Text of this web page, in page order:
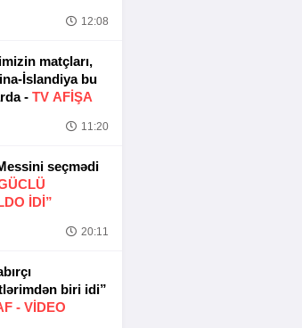
12:08
matçları,
İslandiya bu
- TV AFİŞA
11:20
seçmədi
IDI”
20:11
biri idi”
- VİDEO